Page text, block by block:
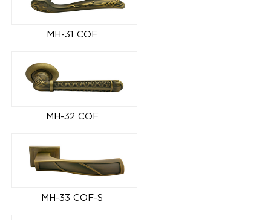
MH-31 COF
MH-32 COF
MH-33 COF-S